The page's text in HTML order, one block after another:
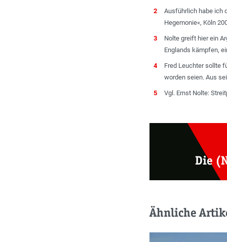
2
Ausführlich habe ich
Hegemonie«, Köln
3
Nolte greift hier ein
Englands kämpfen,
4
Fred Leuchter sollte
worden seien. Aus
5 Vgl. Ernst Nolte:
Die
Ähnliche